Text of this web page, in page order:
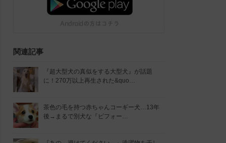
関連記事
『超大型犬の真似をする大型犬』が話題
に！270万以上再生された&quo…
茶色の毛を持つ赤ちゃんコーギー犬…13年
後→まるで別犬な『ビフォー…